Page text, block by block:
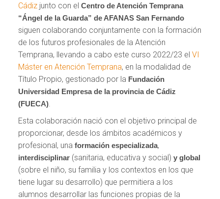
Cádiz junto con elCentro de Atención Temprana
“Ángel de la Guarda” de AFANAS San Fernando
siguen colaborando conjuntamente con la formación
de los futuros profesionales de la Atención
Temprana, llevando a cabo este curso 2022/23 elVI
Máster en Atención Temprana, en la modalidad de
Título Propio, gestionado por la Fundación
Universidad Empresa de la provincia de Cádiz
(FUECA)
Esta colaboración nació con el objetivo principal de
proporcionar, desde los ámbitos académicos y
profesional, unaformación especializada,
interdisciplinar (sanitaria, educativa y social)y global
(sobre el niño, su familia y los contextos en los que
tiene lugar su desarrollo) que permitiera a los
alumnos desarrollar las funciones propias de la